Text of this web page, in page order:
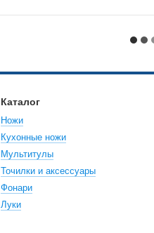
Каталог
Ножи
Кухонные ножи
Мультитулы
Точилки и аксессуары
Фонари
Луки